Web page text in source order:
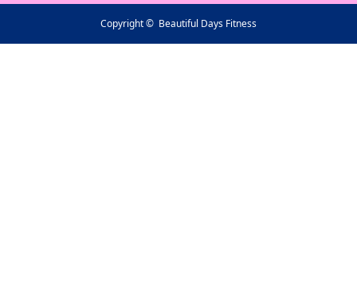
Copyright © Beautiful Days Fitness